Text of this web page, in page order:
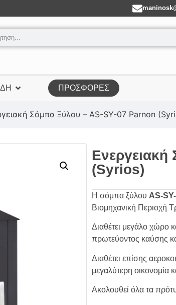
ΠΡΟΣΦΟΡΕΣ
Σόμπα Ξύλου – AS-SY-07 Parnon
(Syrios)
Η σόμπα ξύλου AS-
Βιομηχανική Περιοχή
Διαθέτει μεγάλο χώρο
πρωτεύοντος καύσης
Διαθέτει επίσης
μεγαλύτερη οικονομία
Ακολουθεί όλα τα